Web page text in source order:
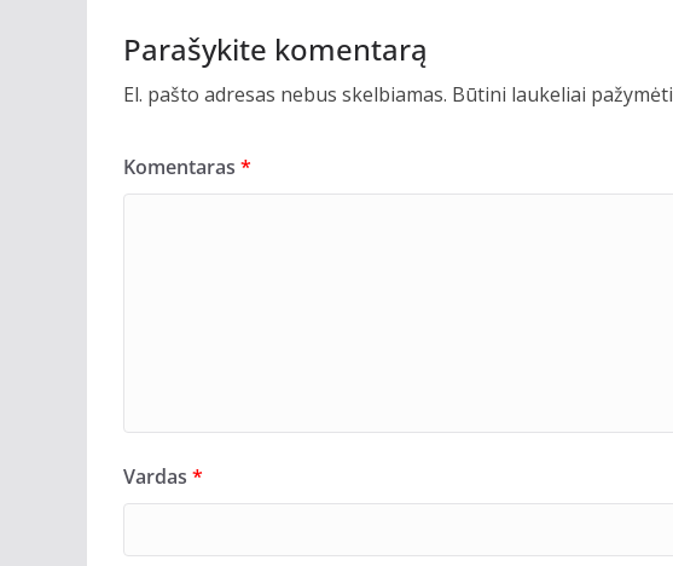
Parašykite komentarą
El. pašto adresas nebus skelbiamas. Būtini laukeliai pažymėti
Komentaras *
Vardas *